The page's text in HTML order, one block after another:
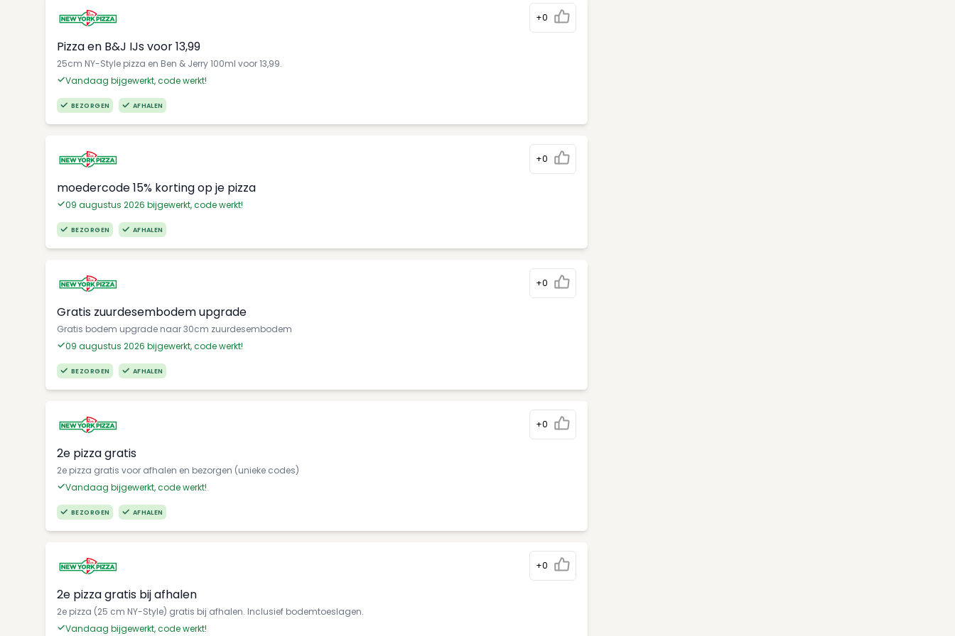
+0
Pizza en B&J IJs voor 13,99
25cm NY-Style pizza en Ben & Jerry 100ml voor 13,99.
Vandaag bijgewerkt, code werkt!
BEZORGEN AFHALEN
+0
moedercode 15% korting op je pizza
09 augustus 2026 bijgewerkt, code werkt!
BEZORGEN AFHALEN
+0
Gratis zuurdesembodem upgrade
Gratis bodem upgrade naar 30cm zuurdesembodem
09 augustus 2026 bijgewerkt, code werkt!
BEZORGEN AFHALEN
+0
2e pizza gratis
2e pizza gratis voor afhalen en bezorgen (unieke codes)
Vandaag bijgewerkt, code werkt!
BEZORGEN AFHALEN
+0
2e pizza gratis bij afhalen
2e pizza (25 cm NY-Style) gratis bij afhalen. Inclusief bodemtoeslagen.
Vandaag bijgewerkt, code werkt!